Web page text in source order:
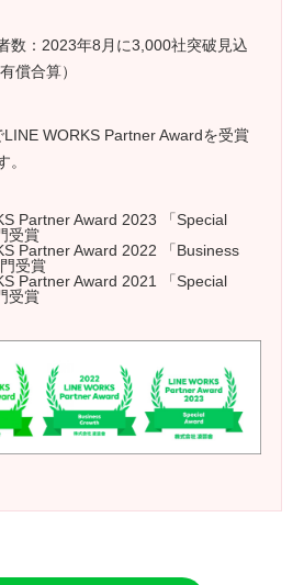
数：2023年8月に3,000社突破見込
償合算）
LINE WORKS Partner Awardを受賞
。
Partner Award 2023 「Special
受賞
Partner Award 2022 「Business
受賞
Partner Award 2021 「Special
受賞